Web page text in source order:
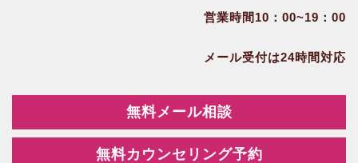
営業時間10：00~19：00
メール受付は24時間対応
無料メール相談
無料カウンセリング予約